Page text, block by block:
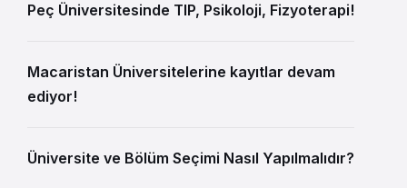
Peç Üniversitesinde TIP, Psikoloji, Fizyoterapi!
Macaristan Üniversitelerine kayıtlar devam
ediyor!
Üniversite ve Bölüm Seçimi Nasıl Yapılmalıdır?